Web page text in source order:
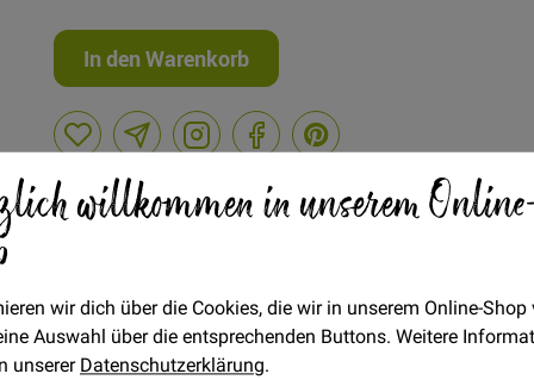
willkommen in unserem
wir dich über die Cookies, die wir in unserem Online-Shop
Auswahl über die entsprechenden Buttons. Weitere
unsererDatenschutzerklärung.
In den Warenkorb
und robuster Denim, schöner Farbton - ideal für Hosen,